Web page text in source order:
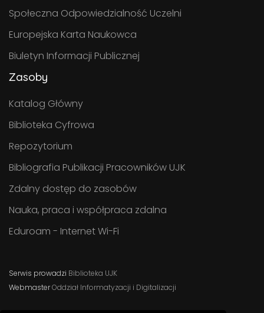
Społeczna Odpowiedzialność Uczelni
Europejska Karta Naukowca
Biuletyn Informacji Publicznej
Zasoby
Katalog Główny
Biblioteka Cyfrowa
Repozytorium
Bibliografia Publikacji Pracowników UJK
Zdalny dostęp do zasobów
Nauka, praca i współpraca zdalna
Eduroam - Internet Wi-Fi
Serwis prowadzi Biblioteka UJK
WebmasterOddział Informatyzacji i Digitalizacji